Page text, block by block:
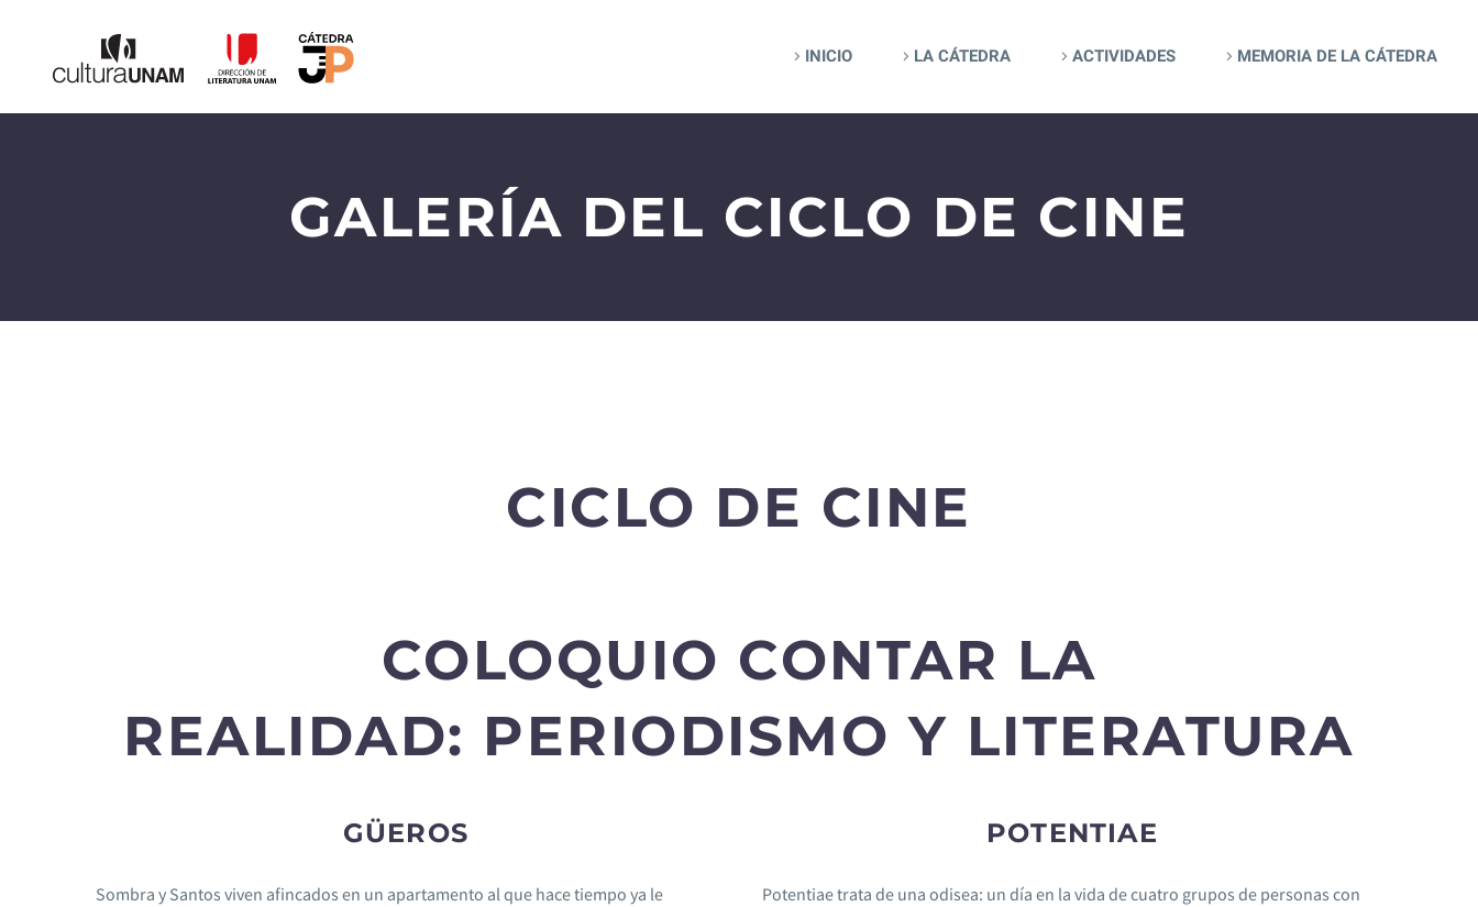
INICIO LA CÁTEDRA ACTIVIDADES MEMORIA DE LA CÁTEDRA
GALERÍA DEL CICLO DE CINE
CICLO DE CINE
COLOQUIO CONTAR LA
REALIDAD: PERIODISMO Y LITERATURA
GÜEROS
Sombra y Santos viven afincados en un apartamento al que hace tiempo ya le
POTENTIAE
Potentiae trata de una odisea: un día en la vida de cuatro grupos de personas con